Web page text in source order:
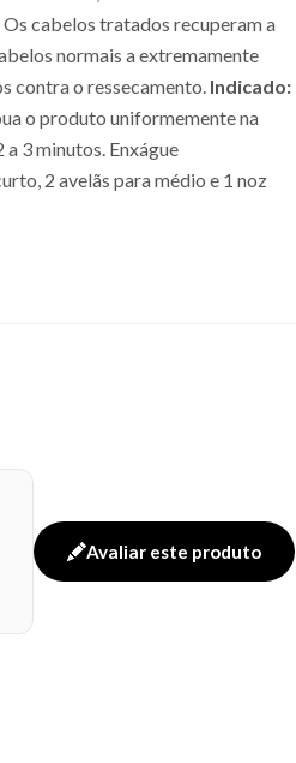
cabelos tratados recuperam a
normais a extremamente
contra o ressecamento. Indicado:
o produto uniformemente na
3 minutos. Enxágue
2 avelãs para médio e 1 noz
Avaliar este produto